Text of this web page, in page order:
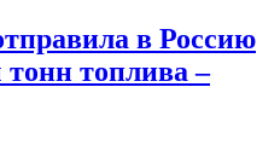
в Россию
топлива –